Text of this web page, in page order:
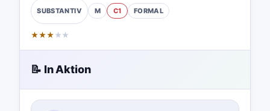
SUBSTANTIV M C1 FORMAL
★★★ ★ ★
📝 In Aktion